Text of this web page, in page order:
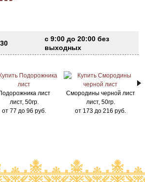
с 9:00 до 20:00 без
выходных
лист
лист, 50гр.
от 77 до 96 руб.
Смородины черной лист
лист, 50гр.
от 173 до 216 руб.